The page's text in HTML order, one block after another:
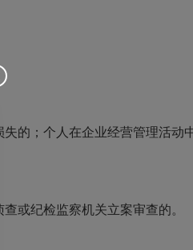
的；个人在企业经营管理活动
或纪检监察机关立案审查的。